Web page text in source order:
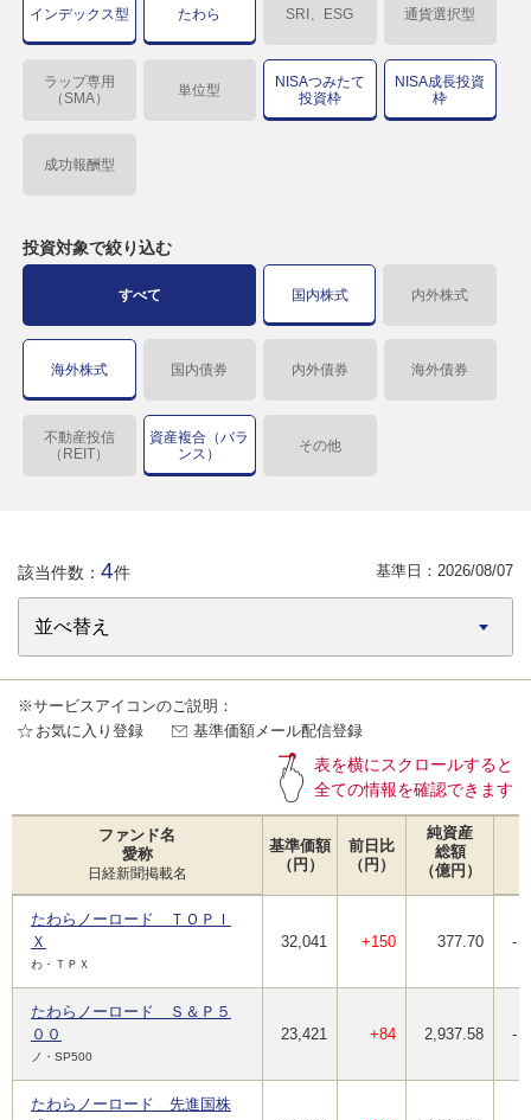
インデックス型 たわら SRI、ESG 通貨選択型
ラップ専用
（SMA）
単位型
NISAつみたて
投資枠
NISA成長投資
枠
成功報酬型
投資対象で絞り込む
すべて 国内株式 内外株式
海外株式 国内債券 内外債券 海外債券
不動産投信
（REIT）
資産複合（バラ
ンス）
その他
該当件数： 4件 基準日： 2026/08/07
※サービスアイコンのご説明：
お気に入り登録
基準価額メール配信登録
表を横にスクロールすると
全ての情報を確認できます
ファンド名
愛称
日経新聞掲載名
基準価額
（円）
前日比
（円）
純資産
総額
（億円）
たわらノーロード ＴＯＰＩ
Ｘ
わ・ＴＰＸ
32,041 +150 377.70 -
たわらノーロード Ｓ＆Ｐ５
００
ノ・SP500
23,421 +84 2,937.58 -
たわらノーロード 先進国株